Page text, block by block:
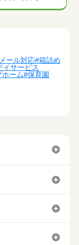
ール対応#箱詰め
イサービス
ホーム#保育園